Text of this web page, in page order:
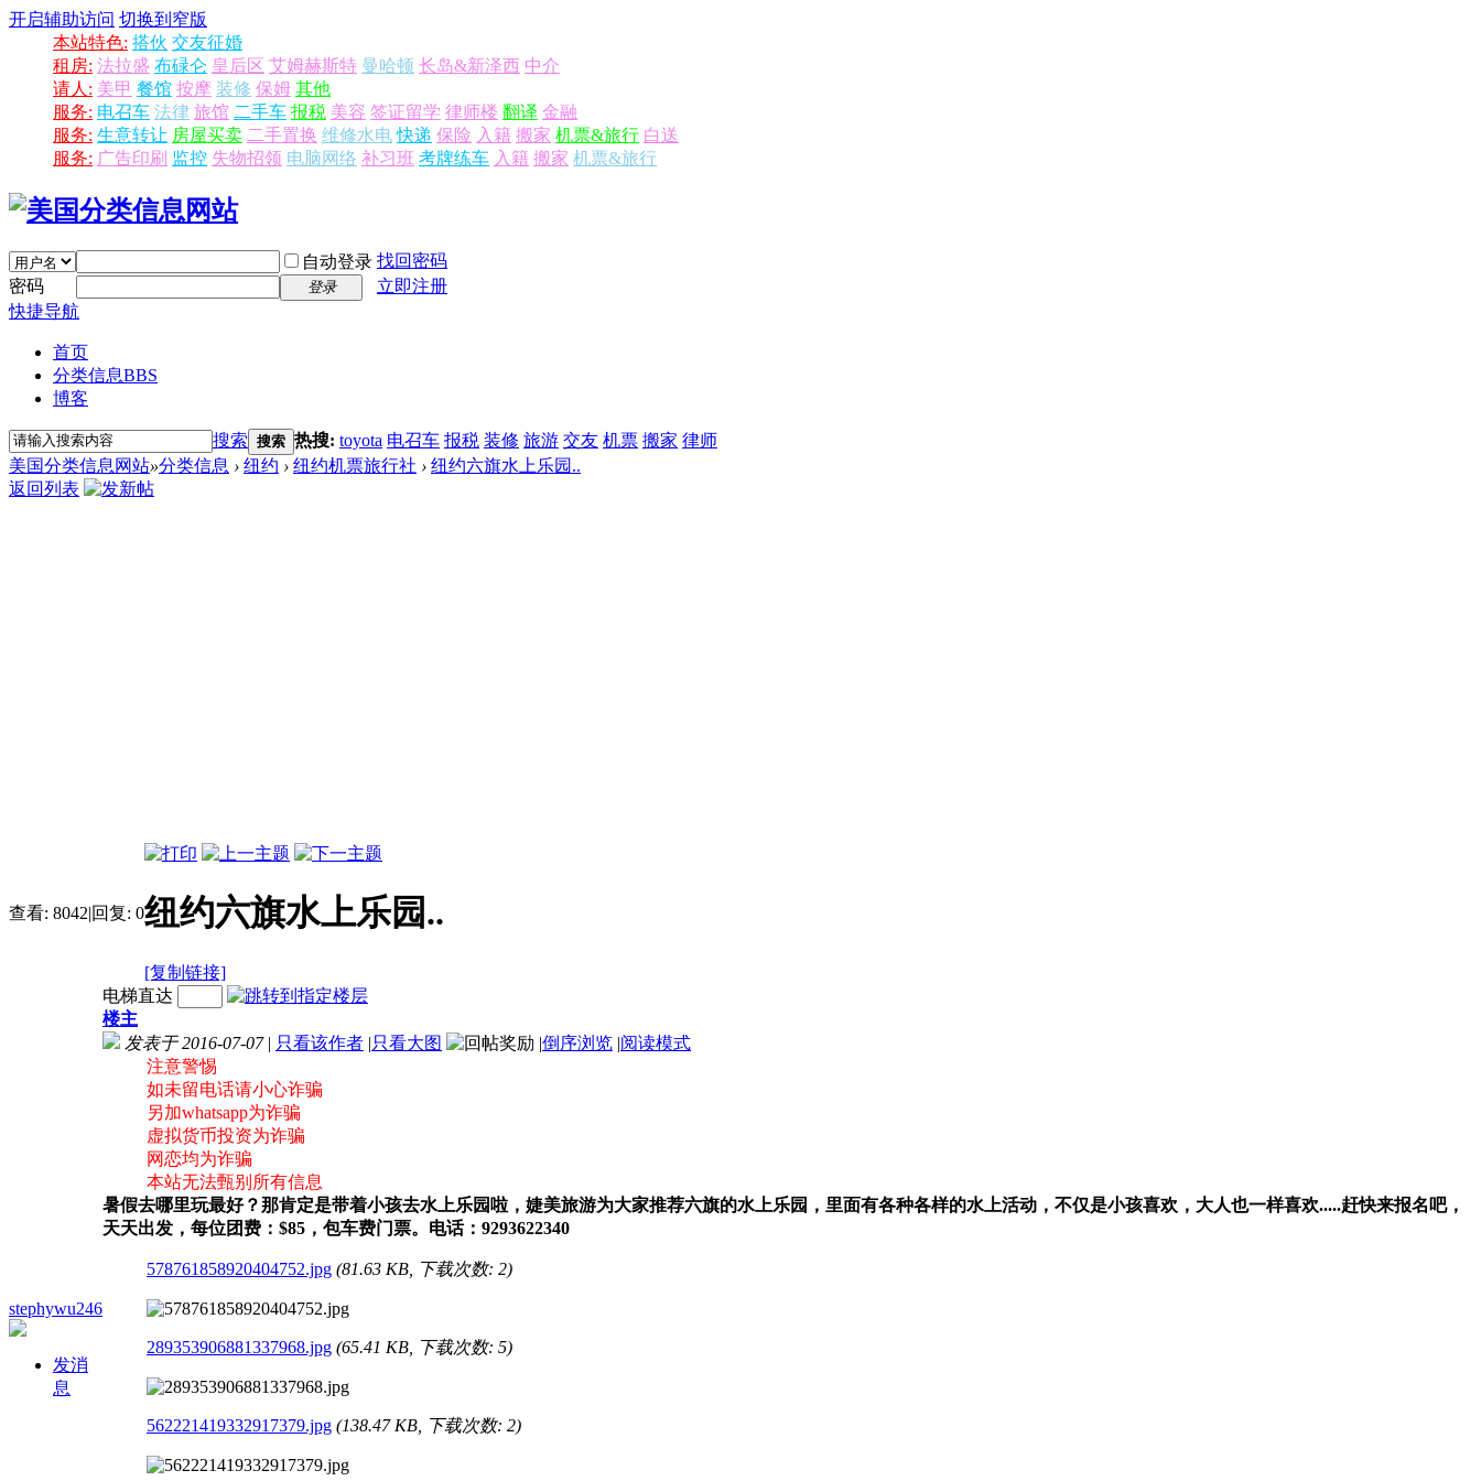
开启辅助访问 切换到窄版
本站特色: 搭伙 交友征婚
租房: 法拉盛 布碌仑 皇后区 艾姆赫斯特 曼哈顿 长岛&新泽西 中介
请人: 美甲 餐馆 按摩 装修 保姆 其他
服务: 电召车 法律 旅馆 二手车 报税 美容 签证留学 律师楼 翻译 金融
服务: 生意转让 房屋买卖 二手置换 维修水电 快递 保险 入籍 搬家 机票&旅行 白送
服务: 广告印刷 监控 失物招领 电脑网络 补习班 考牌练车 入籍 搬家 机票&旅行
自动登录 找回密码
密码
登录
立即注册
快捷导航
首页
分类信息BBS
博客
搜索 搜索 热搜: toyota 电召车 报税 装修 旅游 交友 机票 搬家 律师
美国分类信息网站»分类信息 › 纽约 › 纽约机票旅行社 › 纽约六旗水上乐园..
返回列表
查看: 8042|回复: 0纽约六旗水上乐园..
[复制链接]
stephywu246
发消
息
电梯直达
楼主
发表于 2016-07-07 | 只看该作者 |只看大图 |倒序浏览 |阅读模式
注意警惕
如未留电话请小心诈骗
另加whatsapp为诈骗
虚拟货币投资为诈骗
网恋均为诈骗
本站无法甄别所有信息
暑假去哪里玩最好？那肯定是带着小孩去水上乐园啦，婕美旅游为大家推荐六旗的水上乐园，里面有各种各样的水上活动，不仅是小孩喜欢，大人也一样喜欢.....赶快来报名吧，
天天出发，每位团费：$85，包车费门票。电话：9293622340
578761858920404752.jpg (81.63 KB, 下载次数: 2)
289353906881337968.jpg (65.41 KB, 下载次数: 5)
562221419332917379.jpg (138.47 KB, 下载次数: 2)